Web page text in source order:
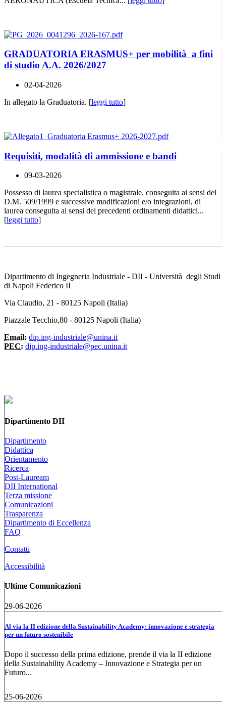
GRADUATORIA ERASMUS+ per mobilità a fini
di studio A.A. 2026/2027
02-04-2026
In allegato la Graduatoria. [leggi tutto]
Requisiti, modalità di ammissione e bandi
09-03-2026
Possesso di laurea specialistica o magistrale, conseguita ai sensi del
D.M. 509/1999 e successive modificazioni e/o integrazioni, di
laurea conseguita ai sensi dei precedenti ordinamenti didattici...
[leggi tutto]
Dipartimento di Ingegneria Industriale - DII - Università degli Studi
di Napoli Federico II
Via Claudio, 21 - 80125 Napoli (Italia)
Piazzale Tecchio,80 - 80125 Napoli (Italia)
Email: dip.ing-industriale@unina.it
PEC: dip.ing-industriale@pec.unina.it
Dipartimento DII
Dipartimento
Didattica
Orientamento
Ricerca
Post-Lauream
DII International
Terza missione
Comunicazioni
Trasparenza
Dipartimento di Eccellenza
FAQ
Contatti
Accessibilità
Ultime Comunicazioni
29-06-2026
Al via la II edizione della Sustainability Academy: innovazione e strategia
per un futuro sostenibile
Dopo il successo della prima edizione, prende il via la II edizione
della Sustainability Academy – Innovazione e Strategia per un
Futuro...
25-06-2026